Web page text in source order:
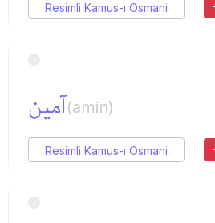
Resimli Kamus-ı Osmani
آمین(amin)
Resimli Kamus-ı Osmani